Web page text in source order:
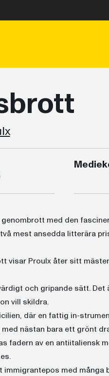
med den
mest ansedda litterära
visar Proulx åter sitt
och gripande sätt.
vill skildra.
där en fattig in-
nästan bara ett grönt
fadern av en antiitaliensk
med många